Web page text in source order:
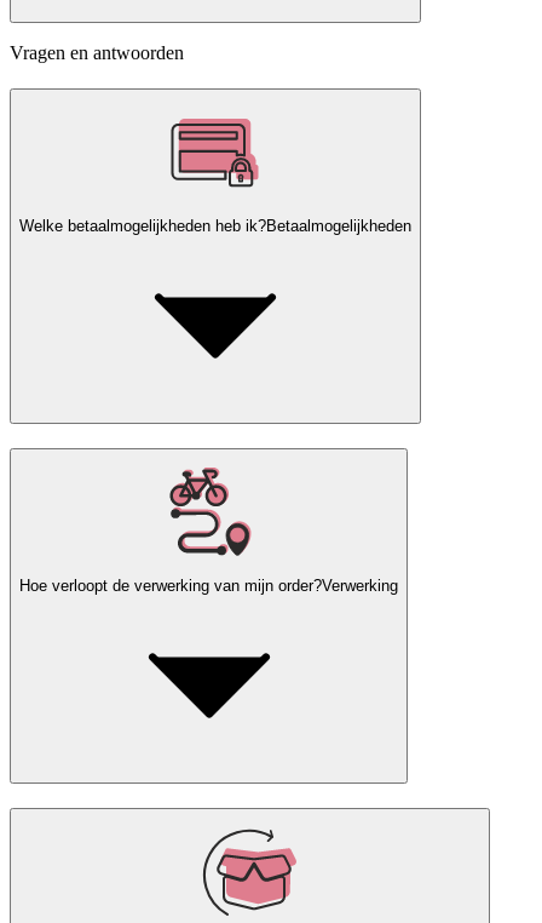
Vragen en antwoorden
Welke betaalmogelijkheden heb ik?Betaalmogelijkheden
Hoe verloopt de verwerking van mijn order?Verwerking